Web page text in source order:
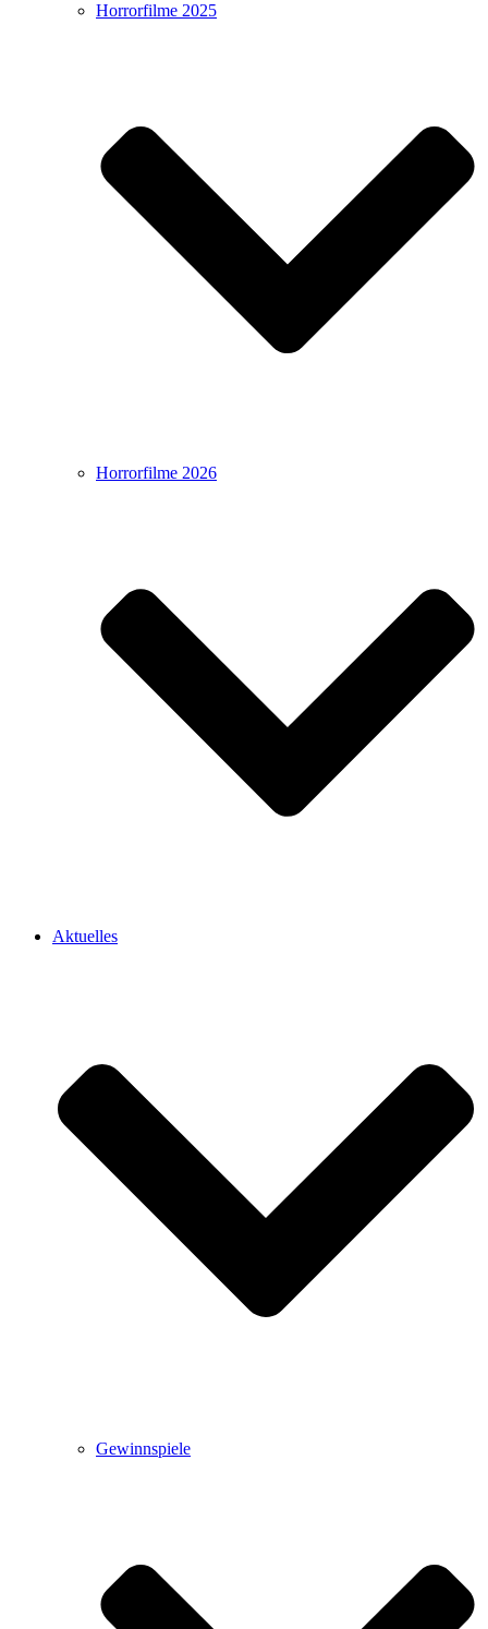
Horrorfilme 2025
Horrorfilme 2026
Aktuelles
Gewinnspiele